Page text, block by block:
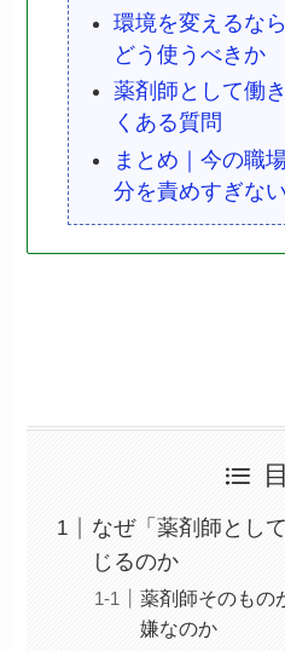
環境を変えるな
どう使うべきか
薬剤師として働
くある質問
まとめ｜今の職
分を責めすぎな
なぜ「薬剤師とし
じるのか
薬剤師そのもの
嫌なのか